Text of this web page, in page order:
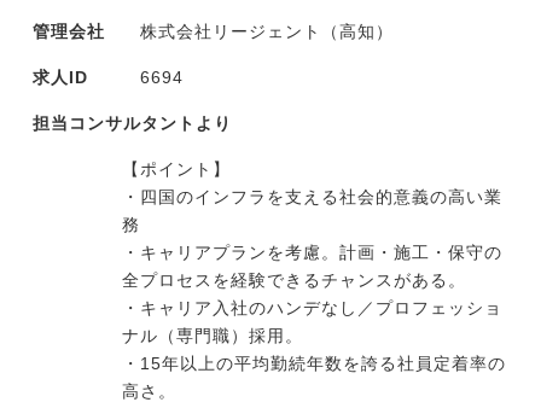
管理会社 株式会社リージェント（高知）
求人ID 6694
担当コンサルタントより
【ポイント】
・四国のインフラを支える社会的意義の高い業
務
・キャリアプランを考慮。計画・施工・保守の
全プロセスを経験できるチャンスがある。
・キャリア入社のハンデなし／プロフェッショ
ナル（専門職）採用。
・15年以上の平均勤続年数を誇る社員定着率の
高さ。